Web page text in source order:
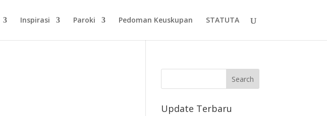
Inspirasi Paroki Pedoman Keuskupan STATUTA
Update Terbaru